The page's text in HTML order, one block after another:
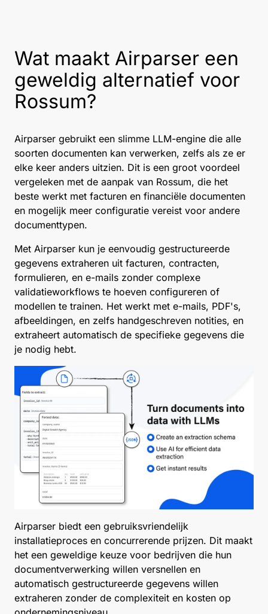
Wat maakt Airparser een
geweldig alternatief voor
Rossum?
Airparser gebruikt een slimme LLM-engine die alle
soorten documenten kan verwerken, zelfs als ze er
elke keer anders uitzien. Dit is een groot voordeel
vergeleken met de aanpak van Rossum, die het
beste werkt met facturen en financiële documenten
en mogelijk meer configuratie vereist voor andere
documenttypen.
Met Airparser kun je eenvoudig gestructureerde
gegevens extraheren uit facturen, contracten,
formulieren, en e-mails zonder complexe
validatieworkflows te hoeven configureren of
modellen te trainen. Het werkt met e-mails, PDF's,
afbeeldingen, en zelfs handgeschreven notities, en
extraheert automatisch de specifieke gegevens die
je nodig hebt.
Airparser biedt een gebruiksvriendelijk
installatieproces en concurrerende prijzen. Dit maakt
het een geweldige keuze voor bedrijven die hun
documentverwerking willen versnellen en
automatisch gestructureerde gegevens willen
extraheren zonder de complexiteit en kosten op